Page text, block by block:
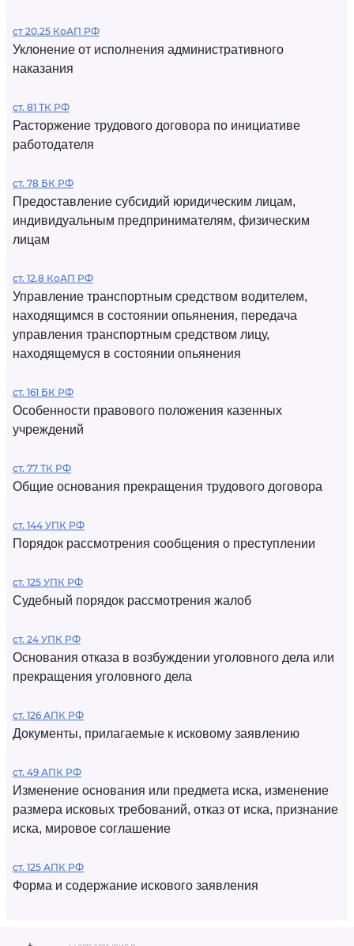
ст 20.25 КоАП РФ
Уклонение от исполнения административного
наказания
ст. 81 ТК РФ
Расторжение трудового договора по инициативе
работодателя
ст. 78 БК РФ
Предоставление субсидий юридическим лицам,
индивидуальным предпринимателям, физическим
лицам
ст. 12.8 КоАП РФ
Управление транспортным средством водителем,
находящимся в состоянии опьянения, передача
управления транспортным средством лицу,
находящемуся в состоянии опьянения
ст. 161 БК РФ
Особенности правового положения казенных
учреждений
ст. 77 ТК РФ
Общие основания прекращения трудового договора
ст. 144 УПК РФ
Порядок рассмотрения сообщения о преступлении
ст. 125 УПК РФ
Судебный порядок рассмотрения жалоб
ст. 24 УПК РФ
Основания отказа в возбуждении уголовного дела или
прекращения уголовного дела
ст. 126 АПК РФ
Документы, прилагаемые к исковому заявлению
ст. 49 АПК РФ
Изменение основания или предмета иска, изменение
размера исковых требований, отказ от иска, признание
иска, мировое соглашение
ст. 125 АПК РФ
Форма и содержание искового заявления